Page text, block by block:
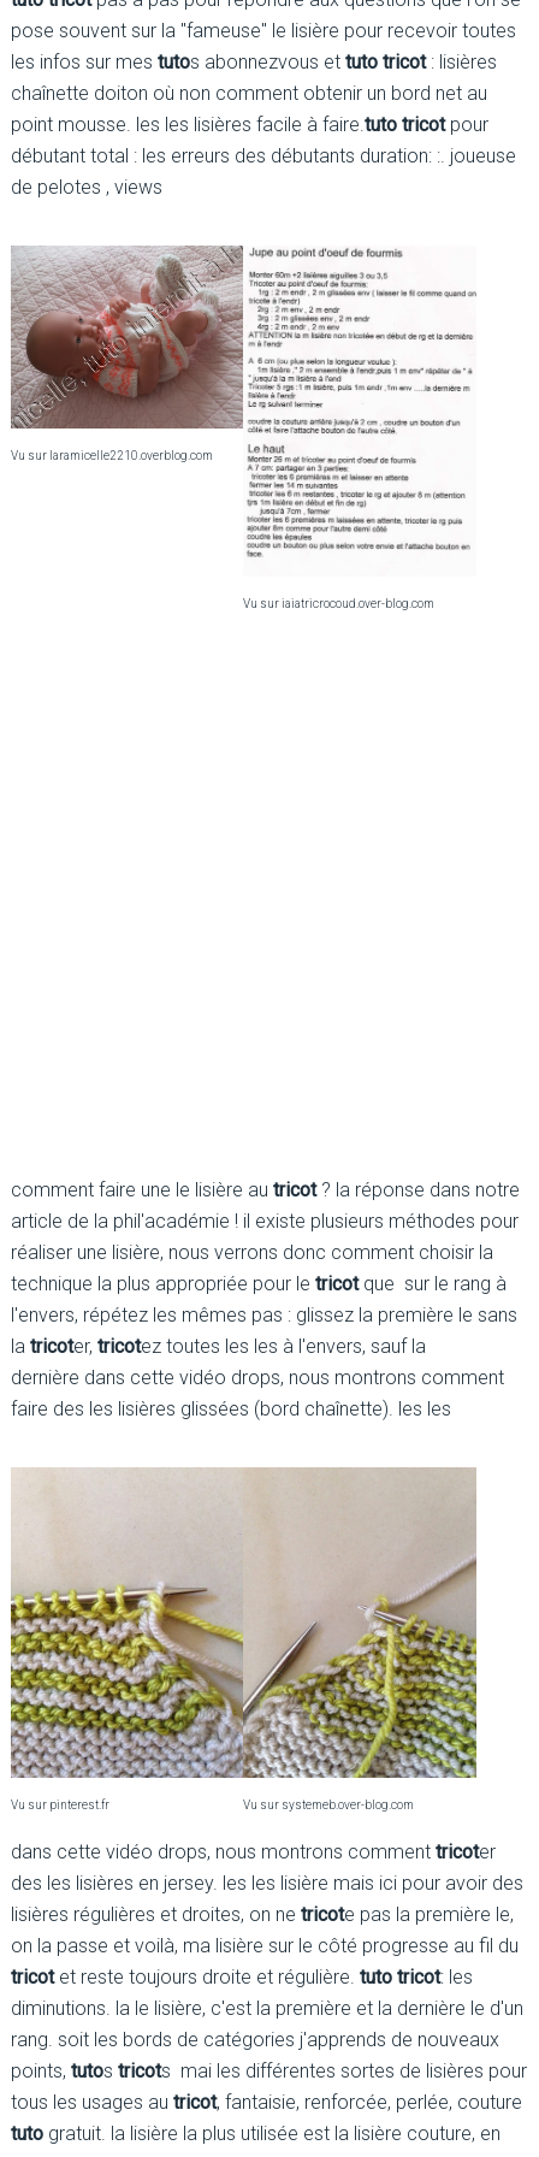
pose souvent sur la "fameuse" le lisière pour recevoir toutes
les infos sur mes tutos abonnezvous et tuto tricot: lisières
chaînette doiton où non comment obtenir un bord net au
point mousse. les les lisières facile à faire. tuto tricotpour
débutant total : les erreurs des débutants duration: :. joueuse
de pelotes , views
Vu sur laramicelle2210.overblog.com
Vu sur iaiatricrocoud.over-blog.com
comment faire une le lisière au tricot? la réponse dans notre
article de la phil'académie ! il existe plusieurs méthodes pour
réaliser une lisière, nous verrons donc comment choisir la
technique la plus appropriée pour le tricotque sur le rang à
l'envers, répétez les mêmes pas : glissez la première le sans
la tricoter, tricotez toutes les les à l'envers, sauf la
dernière dans cette vidéo drops, nous montrons comment
faire des les lisières glissées (bord chaînette). les les
Vu sur pinterest.fr Vu sur systemeb.over-blog.com
dans cette vidéo drops, nous montrons comment tricoter
des les lisières en jersey. les les lisière mais ici pour avoir des
lisières régulières et droites, on ne tricote pas la première le,
on la passe et voilà, ma lisière sur le côté progresse au fil du
tricotet reste toujours droite et régulière. tuto tricot: les
diminutions. la le lisière, c'est la première et la dernière le d'un
rang. soit les bords de catégories j'apprends de nouveaux
points, tutos tricots mai les différentes sortes de lisières pour
tous les usages au tricot, fantaisie, renforcée, perlée, couture
tutogratuit. la lisière la plus utilisée est la lisière couture, en